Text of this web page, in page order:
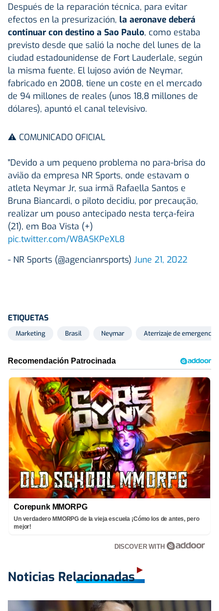
Después de la reparación técnica, para evitar
efectos en la presurización, la aeronave deberá
continuar con destino a Sao Paulo, como estaba
previsto desde que salió la noche del lunes de la
ciudad estadounidense de Fort Lauderlale, según
la misma fuente. El lujoso avión de Neymar,
fabricado en 2008, tiene un coste en el mercado
de 94 millones de reales (unos 18,8 millones de
dólares), apuntó el canal televisivo.
⚠️ COMUNICADO OFICIAL
"Devido a um pequeno problema no para-brisa do
avião da empresa NR Sports, onde estavam o
atleta Neymar Jr, sua irmã Rafaella Santos e
Bruna Biancardi, o piloto decidiu, por precaução,
realizar um pouso antecipado nesta terça-feira
(21), em Boa Vista (+)
pic.twitter.com/W8ASKPeXL8
- NR Sports (@agencianrsports) June 21, 2022
ETIQUETAS
Marketing Brasil Neymar Aterrizaje de emergencia
Corepunk MMORPG
Un verdadero MMORPG de la vieja escuela ¡Cómo los de antes, pero
mejor!
DISCOVER WITH
Noticias Relacionadas